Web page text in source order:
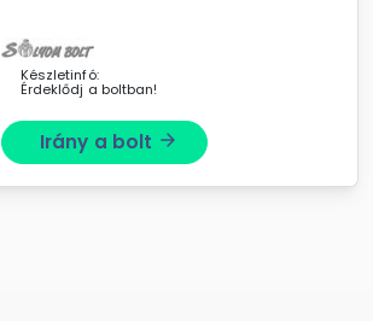
polyester Mérete: 26 x 33 cm
Készletinfó:
Érdeklődj a boltban!
Irány a bolt arrow_forward